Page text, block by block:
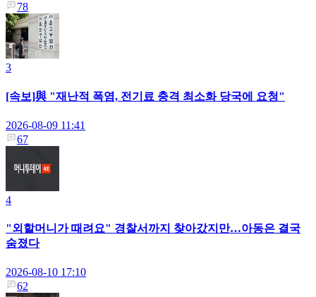
78
3
[속보]與 "재난적 폭염, 전기료 충격 최소화 당국에 요청"
2026-08-09 11:41
67
4
"외할머니가 때려요" 경찰서까지 찾아갔지만…아동은 결국
숨졌다
2026-08-10 17:10
62